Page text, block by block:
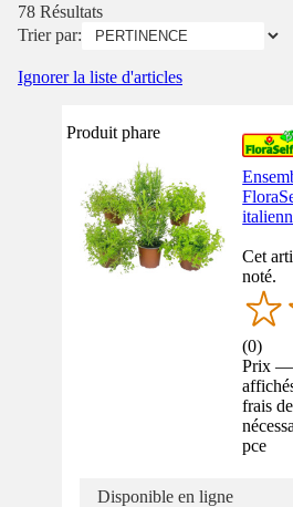
78 Résultats
Trier par:
Ignorer la liste d'articles
Produit phare
Cet
noté.
(0)
Prix —
frais
pce
Disponible en ligne